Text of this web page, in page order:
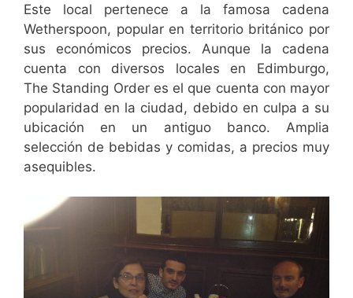
Este local pertenece a la famosa cadena
Wetherspoon, popular en territorio británico por
sus económicos precios. Aunque la cadena
cuenta con diversos locales en Edimburgo,
The Standing Order es el que cuenta con mayor
popularidad en la ciudad, debido en culpa a su
ubicación en un antiguo banco. Amplia
selección de bebidas y comidas, a precios muy
asequibles.